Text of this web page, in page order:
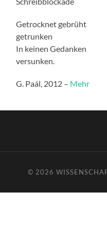
Getrocknet gebrüht
getrunken
In keinen Gedanken
versunken.
G. Paál, 2012 – Mehr
© 2026